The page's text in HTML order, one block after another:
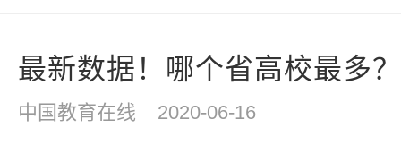
最新数据！哪个省高校最多？
中国教育在线 2020-06-16